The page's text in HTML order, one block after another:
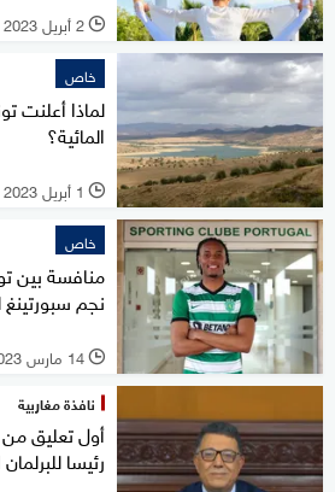
l 2 أبريل 2023
خاص
لماذا أعلنت
المائية؟
l 1 أبريل 2023
خاص
منافسة بين
نجم
l 14 مارس 2023
نافذة مغاربية
أول تعليق من
رئيسا